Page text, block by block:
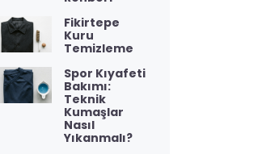
Fikirtepe
Kuru
Temizleme
Spor Kıyafeti
Bakımı:
Teknik
Kumaşlar
Nasıl
Yıkanmalı?